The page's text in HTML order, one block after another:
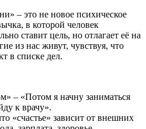
– это не новое психическое
в которой человек
ставит цель, но отлагает её на
из нас живут, чувствуя, что
в списке дел.
– «Потом я начну заниматься
к врачу».
«счастье» зависит от внешних